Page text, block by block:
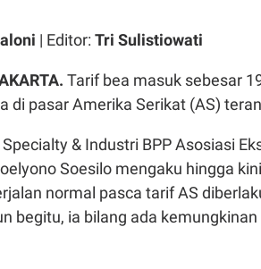
| Editor: Tri Sulistiowati
Tarif bea masuk sebesar
di pasar Amerika Serikat (AS)
& Industri BPP Asosiasi
Soesilo mengaku hingga
normal pasca tarif AS
begitu, ia bilang ada kemungkinan